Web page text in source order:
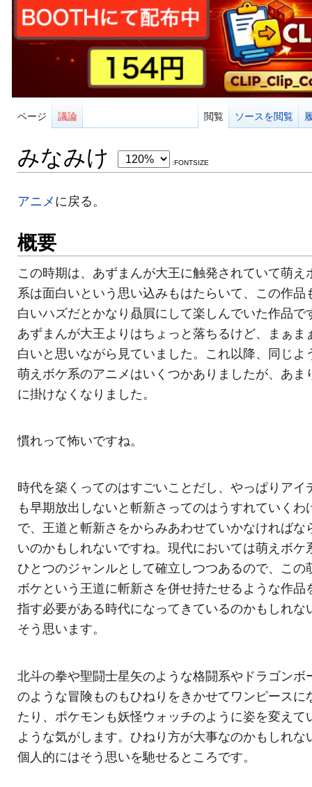
ページ 議論 閲覧 ソースを閲覧
みなみけ :FONTSIZE
アニメに戻る。
概要
この時期は、あずまんが大王に触発されていて萌え
系は面白いという思い込みもはたらいて、この作品
白いハズだとかなり贔屓にして楽しんでいた作品で
あずまんが大王よりはちょっと落ちるけど、まぁま
白いと思いながら見ていました。これ以降、同じよ
萌えボケ系のアニメはいくつかありましたが、あま
に掛けなくなりました。
慣れって怖いですね。
時代を築くってのはすごいことだし、やっぱりアイ
も早期放出しないと斬新さってのはうすれていくわ
で、王道と斬新さをからみあわせていかなければな
いのかもしれないですね。現代においては萌えボケ
ひとつのジャンルとして確立しつつあるので、この
ボケという王道に斬新さを併せ持たせるような作品
指す必要がある時代になってきているのかもしれな
そう思います。
北斗の拳や聖闘士星矢のような格闘系やドラゴンボ
のような冒険ものもひねりをきかせてワンピースに
たり、ポケモンも妖怪ウォッチのように姿を変えて
ような気がします。ひねり方が大事なのかもしれな
個人的にはそう思いを馳せるところです。